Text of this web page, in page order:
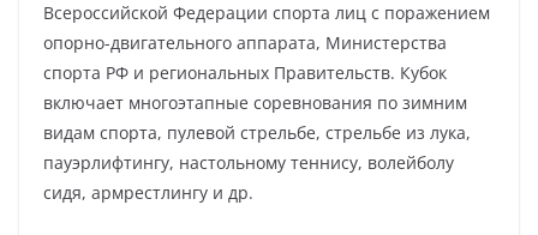
Всероссийской Федерации спорта лиц с поражением
опорно-двигательного аппарата, Министерства
спорта РФ и региональных Правительств. Кубок
включает многоэтапные соревнования по зимним
видам спорта, пулевой стрельбе, стрельбе из лука,
пауэрлифтингу, настольному теннису, волейболу
сидя, армрестлингу и др.